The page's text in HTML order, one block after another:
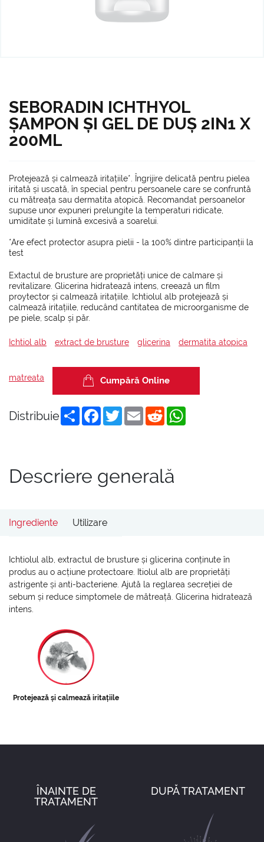
SEBORADIN ICHTHYOL
ȘAMPON ȘI GEL DE DUȘ 2IN1 X
200ML
Protejează și calmează iritațiile*. Îngrijire delicată pentru pielea
iritată și uscată, în special pentru persoanele care se confruntă
cu mătreața sau dermatita atopică. Recomandat persoanelor
supuse unor expuneri prelungite la temperaturi ridicate,
umiditate și lumină excesivă a soarelui.
*Are efect protector asupra pielii - la 100% dintre participanții la
test
Extactul de brusture are proprietăți unice de calmare și
revitalizare. Glicerina hidratează intens, creează un film
proytector și calmează iritațiile. Ichtiolul alb protejează și
calmează iritațiile, reducând cantitatea de microorganisme de
pe piele, scalp și păr.
Ichtiol alb extract de brusture glicerina dermatita atopica
matreata Cumpără Online
Distribuie ShareFacebook
TwitterEmailReddit
Descriere generală
Ingrediente Utilizare
Ichtiolul alb, extractul de brusture și glicerina conținute în
produs au o acțiune protectoare. Itiolul alb are proprietăți
astrigente și anti-bacteriene. Ajută la reglarea secreției de
sebum și reduce simptomele de mătreață. Glicerina hidratează
intens.
Protejează și calmează iritațiile
ÎNAINTE DE
TRATAMENT
DUPĂ TRATAMENT